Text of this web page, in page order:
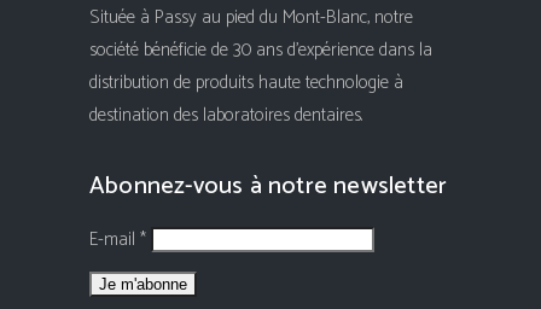
Située à Passy au pied du Mont-Blanc, notre
société bénéficie de 30 ans d'expérience dans la
distribution de produits haute technologie à
destination des laboratoires dentaires.
Abonnez-vous à notre newsletter
E-mail *